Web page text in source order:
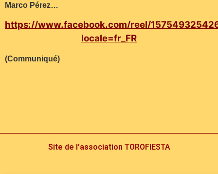
Marco Pérez…
https://www.facebook.com/reel/
locale=fr_FR
(Communiqué)
Site de l'association TOROFIESTA